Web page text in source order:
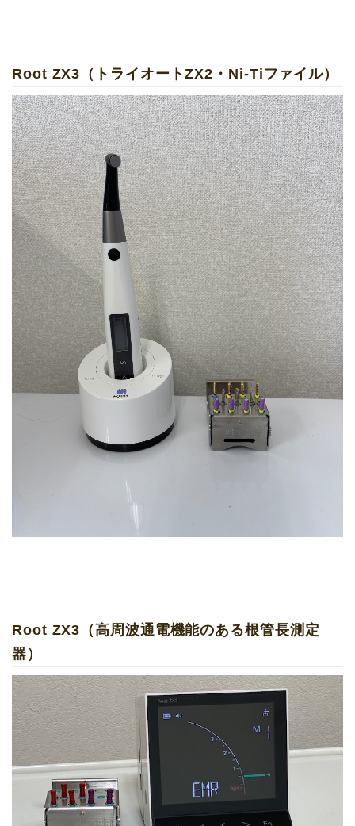
Root ZX3（トライオートZX2・Ni-Tiファイル）
Root ZX3（高周波通電機能のある根管長測定
器）